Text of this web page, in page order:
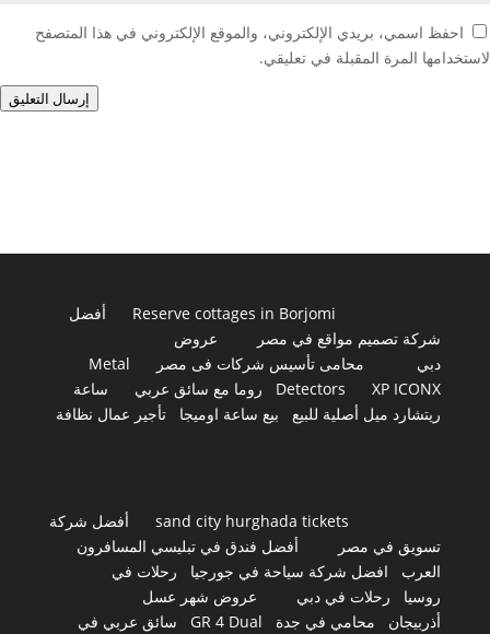
احفظ اسمي، بريدي الإلكتروني، والموقع الإلكتروني في هذا المتصفح
لاستخدامها المرة المقبلة في تعليقي.
إرسال التعليق
Reserve cottages in Borjomi
أفضل
شركة تصميم مواقع في مصر
عروض
دبي
محامى تأسيس شركات فى مصر
Metal
Detectors
XP ICONX روما مع سائق عربي
ساعة
ريتشارد ميل أصلية للبيع
بيع ساعة اوميجا تأجير عمال نظافة
sand city hurghada tickets
أفضل شركة
تسويق في مصر
أفضل فندق في تبليسي المسافرون
العرب
افضل شركة سياحة في جورجيا
رحلات في
روسيا
رحلات في دبي
عروض شهر عسل
أذربيجان
محامي في جدة GR 4 Dual سائق عربي في